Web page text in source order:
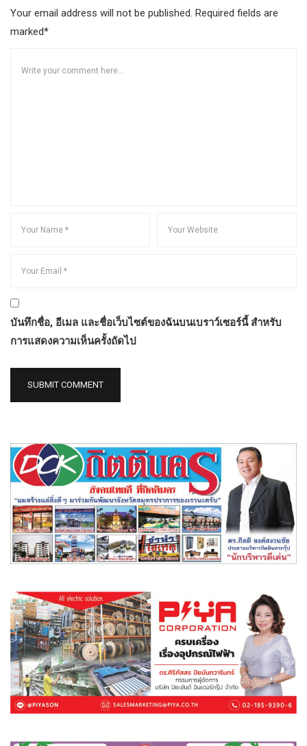
Your email address will not be published. Required fields are
marked*
บันทึกชื่อ, อีเมล และชื่อเว็บไซต์ของฉันบนเบราว์เซอร์นี้ สำหรับ
การแสดงความเห็นครั้งถัดไป